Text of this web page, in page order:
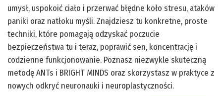
umysł, uspokoić ciało i przerwać błędne koło stresu, ataków
paniki oraz natłoku myśli. Znajdziesz tu konkretne, proste
techniki, które pomagają odzyskać poczucie
bezpieczeństwa tu i teraz, poprawić sen, koncentrację i
codzienne funkcjonowanie. Poznasz niezwykle skuteczną
metodę ANTs i BRIGHT MINDS oraz skorzystasz w praktyce z
nowych odkryć neuronauki i neuroplastyczności.